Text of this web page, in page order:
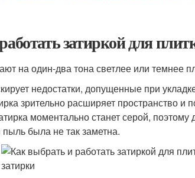
затиркой для
на один-два тона светлее или темнее
недостатки, допущенные при
зрительно расширяет пространство
моментально станет серой,
была не так заметна.